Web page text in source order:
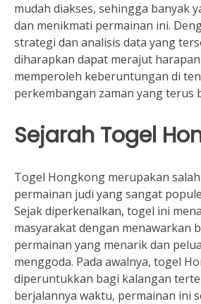
mudah diakses, sehingga banyak
dan menikmati permainan ini.
strategi dan analisis data yang
diharapkan dapat merajut
memperoleh keberuntungan di
perkembangan zaman yang terus
Sejarah Togel
Togel Hongkong merupakan
permainan judi yang sangat
Sejak diperkenalkan, togel ini
masyarakat dengan menawarkan
permainan yang menarik dan
menggoda. Pada awalnya, togel
diperuntukkan bagi kalangan
berjalannya waktu, permainan ini